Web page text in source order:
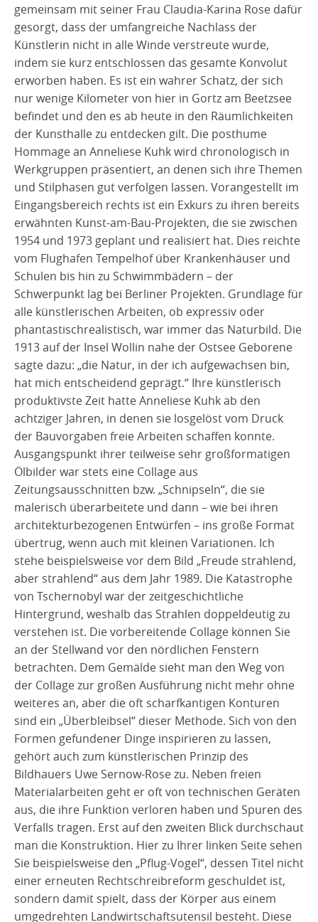
gemeinsam mit seiner Frau Claudia-Karina Rose dafür
gesorgt, dass der umfangreiche Nachlass der
Künstlerin nicht in alle Winde verstreute wurde,
indem sie kurz entschlossen das gesamte Konvolut
erworben haben. Es ist ein wahrer Schatz, der sich
nur wenige Kilometer von hier in Gortz am Beetzsee
befindet und den es ab heute in den Räumlichkeiten
der Kunsthalle zu entdecken gilt. Die posthume
Hommage an Anneliese Kuhk wird chronologisch in
Werkgruppen präsentiert, an denen sich ihre Themen
und Stilphasen gut verfolgen lassen. Vorangestellt im
Eingangsbereich rechts ist ein Exkurs zu ihren bereits
erwähnten Kunst-am-Bau-Projekten, die sie zwischen
1954 und 1973 geplant und realisiert hat. Dies reichte
vom Flughafen Tempelhof über Krankenhäuser und
Schulen bis hin zu Schwimmbädern – der
Schwerpunkt lag bei Berliner Projekten. Grundlage für
alle künstlerischen Arbeiten, ob expressiv oder
phantastischrealistisch, war immer das Naturbild. Die
1913 auf der Insel Wollin nahe der Ostsee Geborene
sagte dazu: „die Natur, in der ich aufgewachsen bin,
hat mich entscheidend geprägt.“ Ihre künstlerisch
produktivste Zeit hatte Anneliese Kuhk ab den
achtziger Jahren, in denen sie losgelöst vom Druck
der Bauvorgaben freie Arbeiten schaffen konnte.
Ausgangspunkt ihrer teilweise sehr großformatigen
Ölbilder war stets eine Collage aus
Zeitungsausschnitten bzw. „Schnipseln“, die sie
malerisch überarbeitete und dann – wie bei ihren
architekturbezogenen Entwürfen – ins große Format
übertrug, wenn auch mit kleinen Variationen. Ich
stehe beispielsweise vor dem Bild „Freude strahlend,
aber strahlend“ aus dem Jahr 1989. Die Katastrophe
von Tschernobyl war der zeitgeschichtliche
Hintergrund, weshalb das Strahlen doppeldeutig zu
verstehen ist. Die vorbereitende Collage können Sie
an der Stellwand vor den nördlichen Fenstern
betrachten. Dem Gemälde sieht man den Weg von
der Collage zur großen Ausführung nicht mehr ohne
weiteres an, aber die oft scharfkantigen Konturen
sind ein „Überbleibsel“ dieser Methode. Sich von den
Formen gefundener Dinge inspirieren zu lassen,
gehört auch zum künstlerischen Prinzip des
Bildhauers Uwe Sernow-Rose zu. Neben freien
Materialarbeiten geht er oft von technischen Geräten
aus, die ihre Funktion verloren haben und Spuren des
Verfalls tragen. Erst auf den zweiten Blick durchschaut
man die Konstruktion. Hier zu Ihrer linken Seite sehen
Sie beispielsweise den „Pflug-Vogel“, dessen Titel nicht
einer erneuten Rechtschreibreform geschuldet ist,
sondern damit spielt, dass der Körper aus einem
umgedrehten Landwirtschaftsutensil besteht. Diese